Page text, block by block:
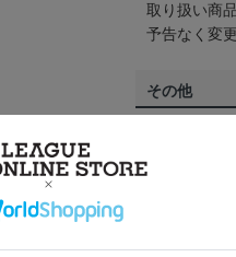
取り扱い商
予告なく変
その他
ギフ